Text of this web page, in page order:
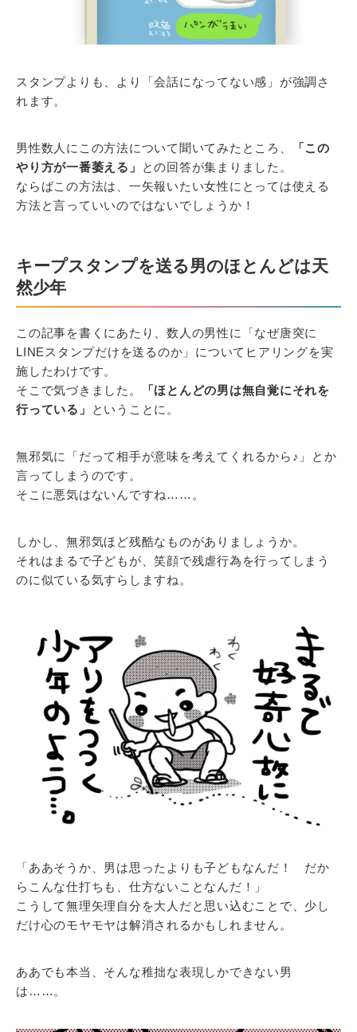
スタンプよりも、より「会話になってない感」が強調さ
れます。
男性数人にこの方法について聞いてみたところ、
「この
やり方が一番萎える」
との回答が集まりました。
ならばこの方法は、一矢報いたい女性にとっては使える
方法と言っていいのではないでしょうか！
キープスタンプを送る男のほとんどは天
然少年
この記事を書くにあたり、数人の男性に「なぜ唐突に
LINEスタンプだけを送るのか」についてヒアリングを実
施したわけです。
そこで気づきました。
「ほとんどの男は無自覚にそれを
行っている」
ということに。
無邪気に「だって相手が意味を考えてくれるから♪」とか
言ってしまうのです。
そこに悪気はないんですね……。
しかし、無邪気ほど残酷なものがありましょうか。
それはまるで子どもが、笑顔で残虐行為を行ってしまう
のに似ている気すらしますね。
「ああそうか、男は思ったよりも子どもなんだ！ だか
らこんな仕打ちも、仕方ないことなんだ！」
こうして無理矢理自分を大人だと思い込むことで、少し
だけ心のモヤモヤは解消されるかもしれません。
ああでも本当、そんな稚拙な表現しかできない男
は……。